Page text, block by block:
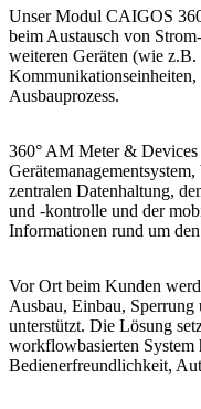
Unser Modul CAIGOS
beim Austausch von
weiteren Geräten (wie z.B.
Ausbauprozess.
360° AM Meter & Devices
Gerätemanagementsystem,
zentralen Datenhaltung,
und -kontrolle und der
Informationen rund um
Vor Ort beim Kunden
Ausbau, Einbau, Sperrung
unterstützt. Die Lösung
workflowbasierten System
Bedienerfreundlichkeit,